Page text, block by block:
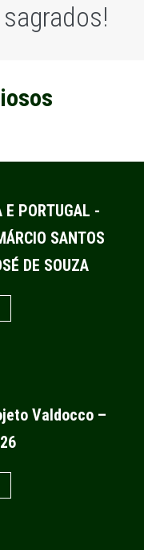
E PORTUGAL -
SANTOS
DE SOUZA
Valdocco –